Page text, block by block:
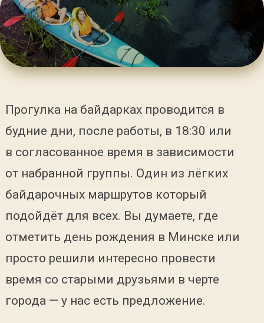
Прогулка на байдарках проводится в
будние дни, после работы, в 18:30 или
в согласованное время в зависимости
от набранной группы. Один из лёгких
байдарочных маршрутов который
подойдёт для всех. Вы думаете, где
отметить день рождения в Минске или
просто решили интересно провести
время со старыми друзьями в черте
города — у нас есть предложение.